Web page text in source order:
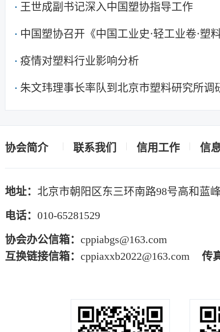
王世成副书记深入中国塑协指导工作
中国塑协召开《中国工业史·轻工业卷·塑
疫情对塑料行业影响分析
朱文玮理事长率队到北京市塑料研究所调
协会简介 联系我们 信用工作 信
地址： 北京市朝阳区东三环南路98号高和蓝
电话： 010-65281529
协会办公信箱： cppiabgs@163.com
互换链接信箱： cppiaxxb2022@163.com 传